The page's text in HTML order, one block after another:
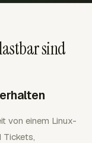
sind
von einem Linux-
Tickets,